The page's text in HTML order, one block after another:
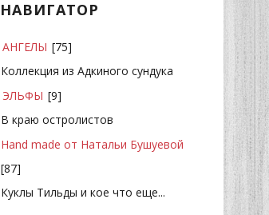
НАВИГАТОР
АНГЕЛЫ [75]
Коллекция из Адкиного сундука
ЭЛЬФЫ [9]
В краю остролистов
Hand made от Натальи Бушуевой
[87]
Куклы Тильды и кое что еще...